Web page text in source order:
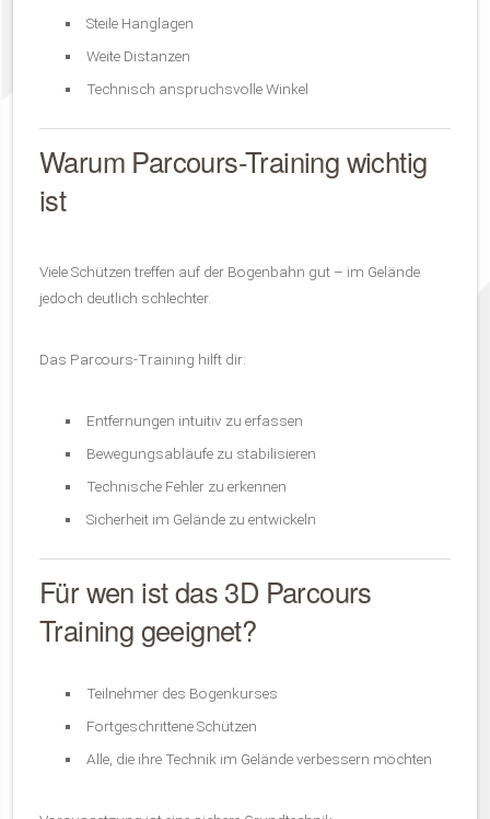
Steile Hanglagen
Weite Distanzen
Technisch anspruchsvolle Winkel
Warum Parcours-Training wichtig
ist
Viele Schützen treffen auf der Bogenbahn gut – im Gelände
jedoch deutlich schlechter.
Das Parcours-Training hilft dir:
Entfernungen intuitiv zu erfassen
Bewegungsabläufe zu stabilisieren
Technische Fehler zu erkennen
Sicherheit im Gelände zu entwickeln
Für wen ist das 3D Parcours
Training geeignet?
Teilnehmer des Bogenkurses
Fortgeschrittene Schützen
Alle, die ihre Technik im Gelände verbessern möchten